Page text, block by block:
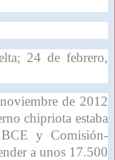
24 de febrero,
de 2012
chipriota estaba
y Comisión-
a unos 17.500